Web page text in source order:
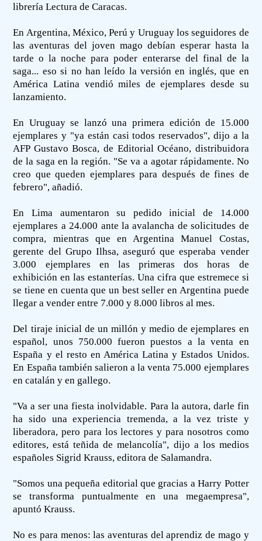
librería Lectura de Caracas.
En Argentina, México, Perú y Uruguay los seguidores de
las aventuras del joven mago debían esperar hasta la
tarde o la noche para poder enterarse del final de la
saga... eso si no han leído la versión en inglés, que en
América Latina vendió miles de ejemplares desde su
lanzamiento.
En Uruguay se lanzó una primera edición de 15.000
ejemplares y "ya están casi todos reservados", dijo a la
AFP Gustavo Bosca, de Editorial Océano, distribuidora
de la saga en la región. "Se va a agotar rápidamente. No
creo que queden ejemplares para después de fines de
febrero", añadió.
En Lima aumentaron su pedido inicial de 14.000
ejemplares a 24.000 ante la avalancha de solicitudes de
compra, mientras que en Argentina Manuel Costas,
gerente del Grupo Ilhsa, aseguró que esperaba vender
3.000 ejemplares en las primeras dos horas de
exhibición en las estanterías. Una cifra que estremece si
se tiene en cuenta que un best seller en Argentina puede
llegar a vender entre 7.000 y 8.000 libros al mes.
Del tiraje inicial de un millón y medio de ejemplares en
español, unos 750.000 fueron puestos a la venta en
España y el resto en América Latina y Estados Unidos.
En España también salieron a la venta 75.000 ejemplares
en catalán y en gallego.
"Va a ser una fiesta inolvidable. Para la autora, darle fin
ha sido una experiencia tremenda, a la vez triste y
liberadora, pero para los lectores y para nosotros como
editores, está teñida de melancolía", dijo a los medios
españoles Sigrid Krauss, editora de Salamandra.
"Somos una pequeña editorial que gracias a Harry Potter
se transforma puntualmente en una megaempresa",
apuntó Krauss.
No es para menos: las aventuras del aprendiz de mago y